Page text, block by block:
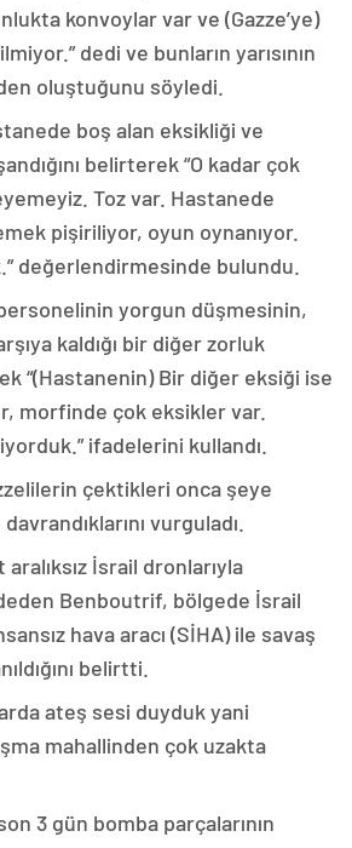
konvoylar var ve (Gazze’ye)
dedi ve bunların yarısının
oluştuğunu söyledi.
boş alan eksikliği ve
belirterek “O kadar çok
Toz var. Hastanede
pişiriliyor, oyun oynanıyor.
değerlendirmesinde bulundu.
yorgun düşmesinin,
kaldığı bir diğer zorluk
“(Hastanenin) Bir diğer eksiği ise
morfinde çok eksikler var.
ifadelerini kullandı.
çektikleri onca şeye
vurguladı.
İsrail dronlarıyla
Benboutrif, bölgede İsrail
hava aracı (SİHA) ile savaş
belirtti.
ateş sesi duyduk yani
mahallinden çok uzakta
3 gün bomba parçalarının